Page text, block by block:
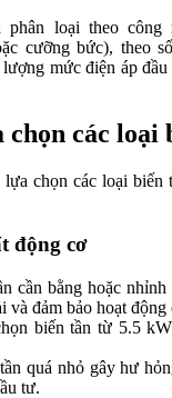
loại theo công
cưỡng bức), theo
mức điện áp
các loại
chọn các loại biến
động cơ
cần bằng hoặc
và đảm bảo hoạt
biến tần từ 5.5
quá nhỏ gây hư
tư.